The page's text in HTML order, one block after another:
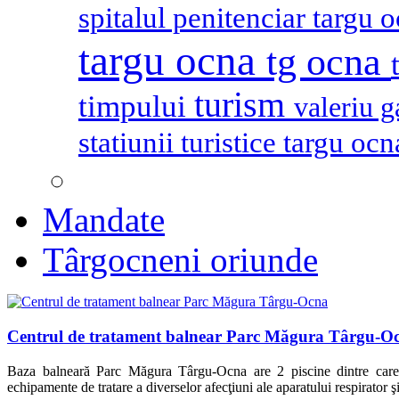
spitalul penitenciar targu
targu ocna tg ocna
timpului turism valeriu
statiunii turistice targu
Mandate
Târgocneni oriunde
Centrul de tratament balnear Parc Măgura Târgu-
Baza balneară Parc Măgura Târgu-Ocna are 2 piscine dintre
echipamente de tratare a diverselor afecţiuni ale aparatului respirator